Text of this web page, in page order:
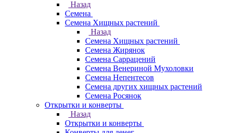
Назад
Семена
Семена Хищных растений
Назад
Семена Хищных растений
Семена Жирянок
Семена Саррацений
Семена Венериной Мухоловки
Семена Непентесов
Семена других хищных растений
Семена Росянок
Открытки и конверты
Назад
Открытки и конверты